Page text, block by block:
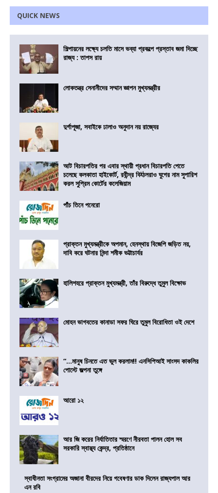
QUICK NEWS
শিল্পায়নের লক্ষ্যে চলতি মাসে ভব্যা প্রকল্পে প্রস্তাব জমা দিচ্ছে
রাজ্য : তাপস রায়
লোকতন্ত্র সেনানীদের সম্মান জ্ঞাপন মুখ্যমন্ত্রীর
দুর্গাপূজা, সবাইকে ঢালাও অনুদান নয় রাজ্যের
আট বিচারপতির পর এবার স্থায়ী প্রধান বিচারপতি পেতে
চলেছে কলকাতা হাইকোর্ট, রবীন্দ্র বিঠ্ঠলরাও ঘুগের নাম সুপারিশ
করল সুপ্রিম কোর্টের কলেজিয়াম
পাঁচ তিনে পনেরো
প্রাক্তন মুখ্যমন্ত্রীকে অপমান, হেনস্থায় বিজেপি জড়িত নয়,
দাবি করে ঘটনার নিন্দা শমীক ভট্টাচার্যর
হালিশহরে প্রাক্তন মুখ্যমন্ত্রী, তাঁর বিরুদ্ধে তুমুল বিক্ষোভ
মোহন ভাগবতের কানাডা সফর ঘিরে তুমুল বিরোধিতা ওই দেশে
“…মানুষ চিনতে এত ভুল করলাম!! এনসিপিআই সাংসদ কাকলির
পোস্টে জল্পনা তুঙ্গে
আরো ১২
আর জি করের নির্যাতিতার স্মরণে নীরবতা পালন হোল সব
সরকারি স্বাস্থ্য কেন্দ্র, প্রতিষ্ঠানে
স্বাধীনতা সংগ্রামের অজানা বীরদের নিয়ে গবেষণার ডাক দিলেন রাজ্যপাল আর
এন রবি